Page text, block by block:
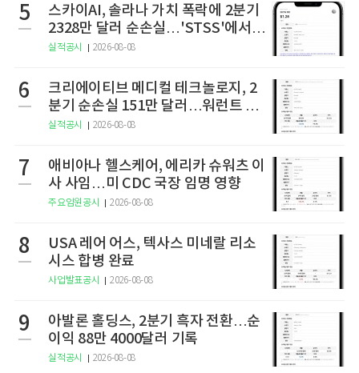
5
스카이AI, 솔라나 가치 폭락에 2분기
2328만 달러 순손실…'STSS'에서
사명·티커 변경 완료
실적공시 2026-08-08
6
크리에이티브 메디컬 테크놀로지, 2
분기 순손실 151만 달러…워런트 행
사로 446만 달러 조달
실적공시 2026-08-08
7
애비아나 헬스케어, 에리카 슈워츠 이
사 사임…미 CDC 국장 임명 영향
주요임원공시 2026-08-08
8
USA 레어 어스, 텍사스 미네랄 리소
시스 합병 완료
사업발표공시 2026-08-08
9
아발론 홀딩스, 2분기 흑자 전환…순
이익 88만 4000달러 기록
실적공시 2026-08-08